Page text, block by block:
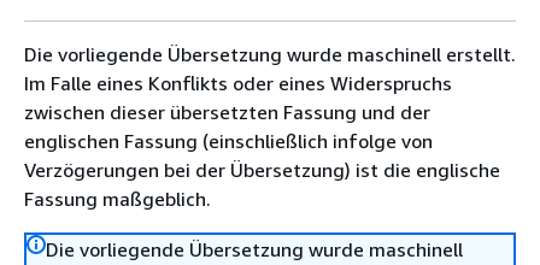
Die vorliegende Übersetzung wurde maschinell erstellt.
Im Falle eines Konflikts oder eines Widerspruchs
zwischen dieser übersetzten Fassung und der
englischen Fassung (einschließlich infolge von
Verzögerungen bei der Übersetzung) ist die englische
Fassung maßgeblich.
Die vorliegende Übersetzung wurde maschinell